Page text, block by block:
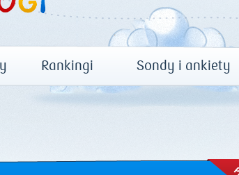
Rankingi Sondy i ankiety